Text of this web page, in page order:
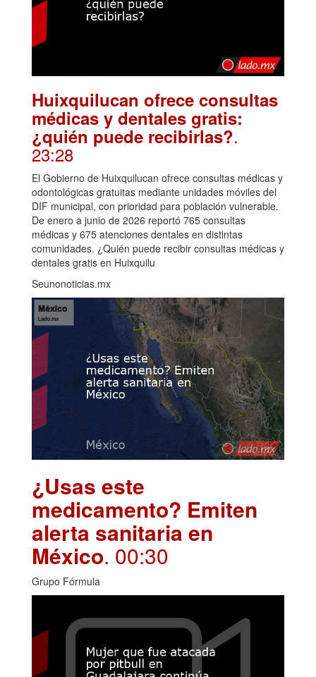
Huixquilucan ofrece consultas
médicas y dentales gratis:
¿quién puede recibirlas?.
23:28
El Gobierno de Huixquilucan ofrece consultas médicas y
odontológicas gratuitas mediante unidades móviles del
DIF municipal, con prioridad para población vulnerable.
De enero a junio de 2026 reportó 765 consultas
médicas y 675 atenciones dentales en distintas
comunidades. ¿Quién puede recibir consultas médicas y
dentales gratis en Huixquilu
Seunonoticias.mx
¿Usas este
medicamento? Emiten
alerta sanitaria en
México. 00:30
Grupo Fórmula